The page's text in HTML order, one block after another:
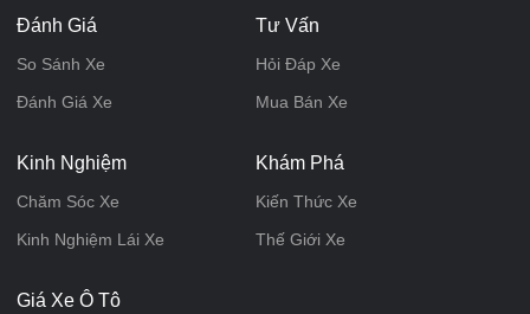
Đánh Giá
So Sánh Xe
Đánh Giá Xe
Tư Vấn
Hỏi Đáp Xe
Mua Bán Xe
Kinh Nghiệm
Chăm Sóc Xe
Kinh Nghiệm Lái Xe
Khám Phá
Kiến Thức Xe
Thế Giới Xe
Giá Xe Ô Tô